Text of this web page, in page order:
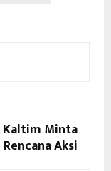
Kaltim Minta
Aksi